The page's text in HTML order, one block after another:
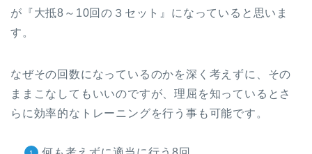
が『大抵8～10回の３セット』になっていると思いま
す。
なぜその回数になっているのかを深く考えずに、その
ままこなしてもいいのですが、理屈を知っているとさ
らに効率的なトレーニングを行う事も可能です。